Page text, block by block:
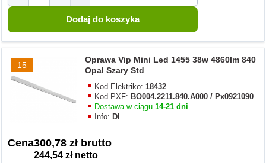
15
Oprawa Vip Mini Led 1455 38w 4860lm 840
Opal Szary Std
Kod Elektriko:18432
Kod PXF: BO004.2211.840.A000 / Px0921090
Dostawa w ciągu14-21 dni
Info: DI
Cena300,78 zł brutto
244,54 zł netto